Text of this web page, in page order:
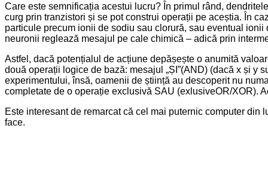
Care este semnificația acestui lucru? În primul rând,
curg prin tranzistori și se pot construi operații pe aceștia. În
particule precum ionii de sodiu sau clorură, sau eventual
neuronii reglează mesajul pe cale chimică – adică prin
Astfel, dacă potențialul de acțiune depășește o anumită
două operații logice de bază: mesajul „ȘI”(AND) (dacă x și y
experimentului, însă, oamenii de știință au descoperit nu
completate de o operație exclusivă SAU (exlusiveOR/XOR).
Este interesant de remarcat că cel mai puternic computer
face.